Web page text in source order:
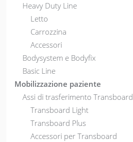
Heavy Duty Line
Letto
Carrozzina
Accessori
Bodysystem e Bodyfix
Basic Line
Mobilizzazione paziente
Assi di trasferimento Transboard
Transboard Light
Transboard Plus
Accessori per Transboard